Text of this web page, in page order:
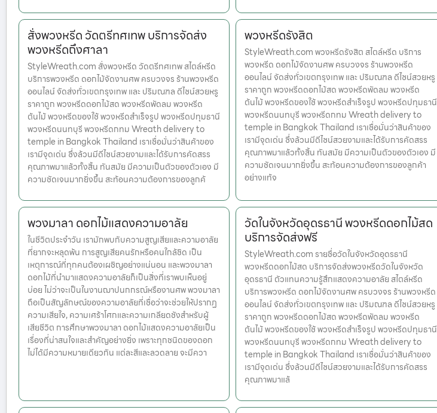
สั่งพวงหรีด วัดตรีทศเทพ บริการจัดส่ง
พวงหรีดถึงศาลา
StyleWreath.com สั่งพวงหรีด วัดตรีทศเทพ สไตล์หรีด
บริการพวงหรีด ดอกไม้จัดงานศพ ครบวงจร ร้านพวงหรีด
ออนไลน์ จัดส่งทั่วเขตกรุงเทพ และ ปริมณฑล ดีไซน์สวยหรู
ราคาถูก พวงหรีดดอกไม้สด พวงหรีดพัดลม พวงหรีด
ต้นไม้ พวงหรีดของใช้ พวงหรีดสำเร็จรูป พวงหรีดปทุมธานี
พวงหรีดนนทบุรี พวงหรีดกทม Wreath delivery to
temple in Bangkok Thailand เราเชื่อมั่นว่าสินค้าของ
เรามีจุดเด่น ซึ่งล้วนมีดีไซน์สวยงามและได้รับการคัดสรร
คุณภาพมาแล้วทั้งสิ้น ทันสมัย มีความเป็นตัวของตัวเอง มี
ความชัดเจนมากยิ่งขึ้น สะท้อนความต้องการของลูกค้
พวงหรีดรังสิต
StyleWreath.com พวงหรีดรังสิต สไตล์หรีด บริการ
พวงหรีด ดอกไม้จัดงานศพ ครบวงจร ร้านพวงหรีด
ออนไลน์ จัดส่งทั่วเขตกรุงเทพ และ ปริมณฑล ดีไซน์สวยหรู
ราคาถูก พวงหรีดดอกไม้สด พวงหรีดพัดลม พวงหรีด
ต้นไม้ พวงหรีดของใช้ พวงหรีดสำเร็จรูป พวงหรีดปทุมธานี
พวงหรีดนนทบุรี พวงหรีดกทม Wreath delivery to
temple in Bangkok Thailand เราเชื่อมั่นว่าสินค้าของ
เรามีจุดเด่น ซึ่งล้วนมีดีไซน์สวยงามและได้รับการคัดสรร
คุณภาพมาแล้วทั้งสิ้น ทันสมัย มีความเป็นตัวของตัวเอง มี
ความชัดเจนมากยิ่งขึ้น สะท้อนความต้องการของลูกค้า
อย่างแท้จ
พวงมาลา ดอกไม้แสดงความอาลัย
ในชีวิตประจำวัน เรามักพบกับความสูญเสียและความอาลัย
ที่ยากจะหลุดพ้น การสูญเสียคนรักหรือคนใกล้ชิด เป็น
เหตุการณ์ที่ทุกคนต้องเผชิญอย่างแน่นอน และพวงมาลา
ดอกไม้ที่นำมาแสดงความอาลัยก็เป็นสิ่งที่เราพบเห็นอยู่
บ่อย ไม่ว่าจะเป็นในงานฌาปนกกรณ์หรืองานศพ พวงมาลา
ถือเป็นสัญลักษณ์ของความอาลัยที่เชื่อว่าจะช่วยให้ปรากฏ
ความเสียใจ, ความเศร้าโศกและความเกลียดชังสำหรับผู้
เสียชีวิต การศึกษาพวงมาลา ดอกไม้แสดงความอาลัยเป็น
เรื่องที่น่าสนใจและสำคัญอย่างยิ่ง เพราะทุกชนิดของดอก
ไม่ได้มีความหมายเดียวกัน แต่ละสีและลวดลาย จะมีควา
วัดในจังหวัดอุดรธานี พวงหรีดดอกไม้สด
บริการจัดส่งฟรี
StyleWreath.com รายชื่อวัดในจังหวัดอุดรธานี
พวงหรีดดอกไม้สด บริการจัดส่งพวงหรีดวัดในจังหวัด
อุดรธานี ตัวแทนความรู้สึกแสดงความอาลัย สไตล์หรีด
บริการพวงหรีด ดอกไม้จัดงานศพ ครบวงจร ร้านพวงหรีด
ออนไลน์ จัดส่งทั่วเขตกรุงเทพ และ ปริมณฑล ดีไซน์สวยหรู
ราคาถูก พวงหรีดดอกไม้สด พวงหรีดพัดลม พวงหรีด
ต้นไม้ พวงหรีดของใช้ พวงหรีดสำเร็จรูป พวงหรีดปทุมธานี
พวงหรีดนนทบุรี พวงหรีดกทม Wreath delivery to
temple in Bangkok Thailand เราเชื่อมั่นว่าสินค้าของ
เรามีจุดเด่น ซึ่งล้วนมีดีไซน์สวยงามและได้รับการคัดสรร
คุณภาพมาแล้